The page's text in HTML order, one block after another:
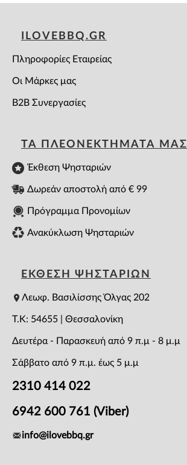
ILOVEBBQ.GR
Πληροφορίες Εταιρείας
Οι Μάρκες μας
B2B Συνεργασίες
ΤΑ ΠΛΕΟΝΕΚΤΗΜΑΤΑ ΜΑΣ
Έκθεση Ψησταριών
Δωρεάν αποστολή από € 99
Πρόγραμμα Προνομίων
Ανακύκλωση Ψησταριών
ΕΚΘΕΣΗ ΨΗΣΤΑΡΙΩΝ
Λεωφ. Βασιλίσσης Όλγας 202
T.K: 54655 | Θεσσαλονίκη
Δευτέρα - Παρασκευή από 9 π.μ - 8 μ.μ
Σάββατο από 9 π.μ. έως 5 μ.μ
2310 414 022
6942 600 761 (Viber)
info@ilovebbq.gr